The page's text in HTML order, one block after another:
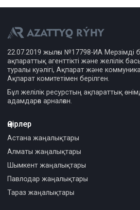
22.07.2019 жылғы №17798-ИА Мерзімді
ақпараттық агенттікті және желілік
туралы куәлігі, Ақпарат және
Ақпарат комитетімен берілген.
Бұл желілік ресурстың ақпараттық
адамдарға арналған.
Өңірлер
Астана жаңалықтары
Алматы жаңалықтары
Шымкент жаңалықтары
Павлодар жаңалықтары
Тараз жаңалықтары